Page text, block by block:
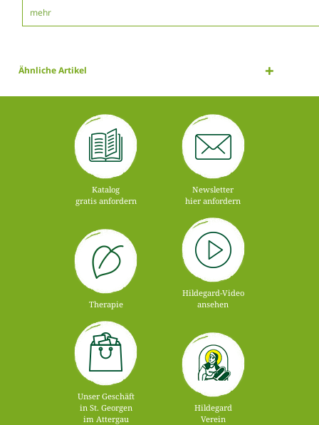
mehr
Ähnliche Artikel
Katalog
gratis anfordern
Newsletter
hier anfordern
Therapie
Hildegard-Video
ansehen
Unser Geschäft
in St. Georgen
im Attergau
Hildegard
Verein